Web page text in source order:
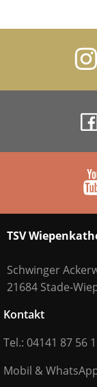
TSV
Schwinger
21684 Stade-
Kontakt
Tel.: 04141 87 56 1
Mobil &